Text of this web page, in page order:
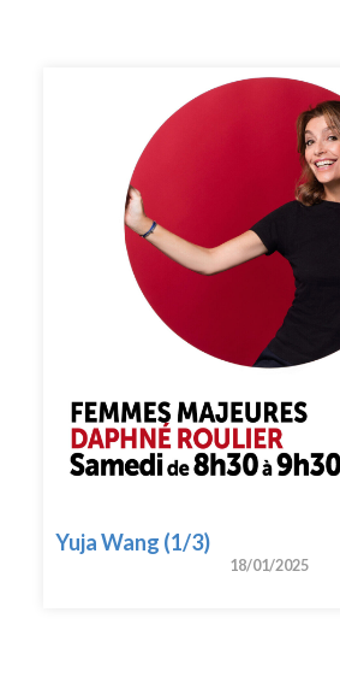
Yuja Wang (1/3)
18/01/2025